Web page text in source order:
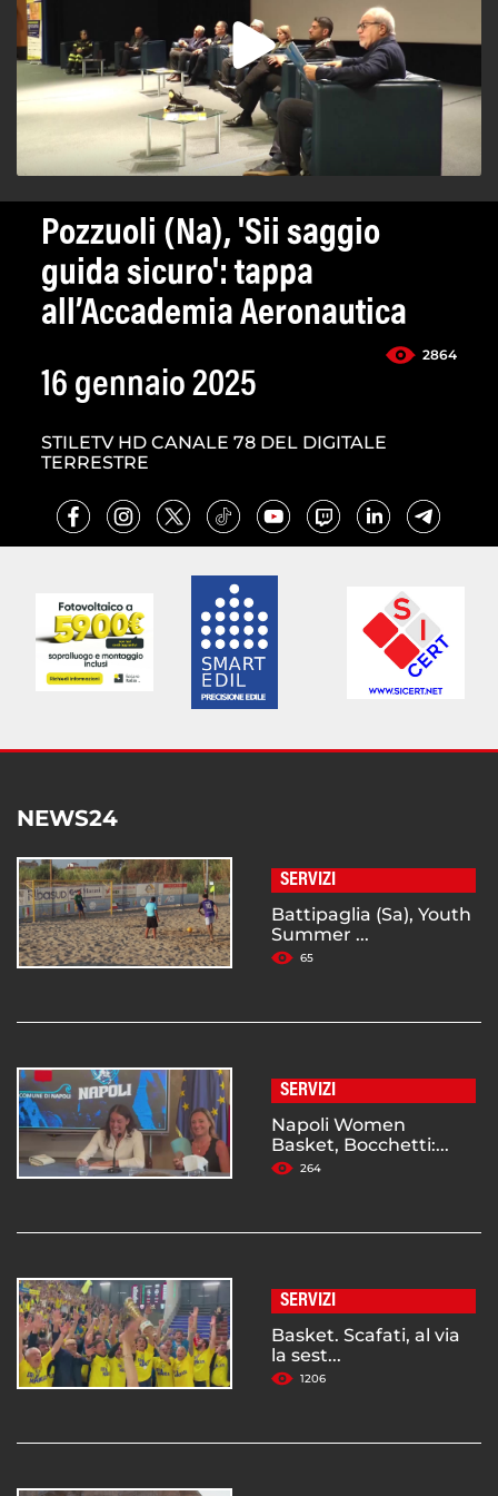
Pozzuoli (Na), 'Sii saggio
guida sicuro': tappa
all’Accademia Aeronautica
2864
16 gennaio 2025
STILETV HD CANALE 78 DEL DIGITALE
TERRESTRE
NEWS24
SERVIZI
Battipaglia (Sa), Youth
Summer ...
65
SERVIZI
Napoli Women
Basket, Bocchetti:...
264
SERVIZI
Basket. Scafati, al via
la sest...
1206